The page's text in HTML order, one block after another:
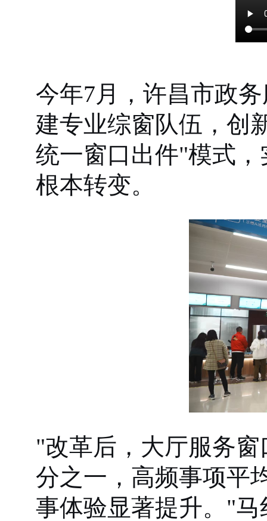
今年7月，许昌市政
建专业综窗队伍，创
统一窗口出件"模式
根本转变。
"改革后，大厅服务
分之一，高频事项平
事体验显著提升。"